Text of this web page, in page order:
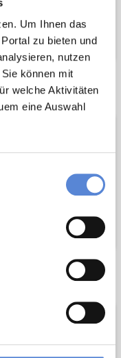
Um Ihnen das
zu bieten und
nutzen
können mit
welche Aktivitäten
eine Auswahl
Wir fördern
Partner